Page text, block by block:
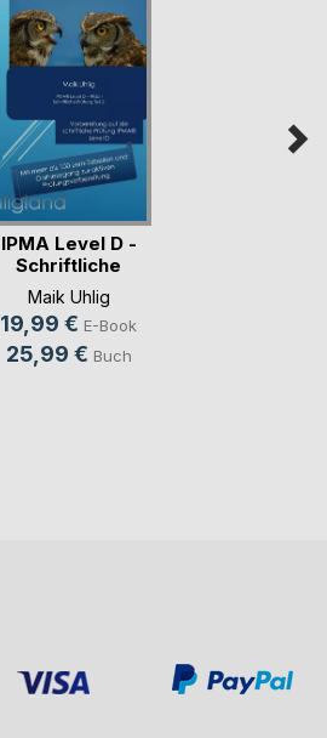
IPMA Level D -
Schriftliche
Prüfun(...)
Maik Uhlig
19,99 € E-Book
25,99 € Buch